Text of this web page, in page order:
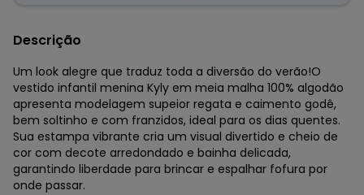
Descrição
Um look alegre que traduz toda a diversão do verão!O
vestido infantil menina Kyly em meia malha 100% algodão
apresenta modelagem supeior regata e caimento godê,
bem soltinho e com franzidos, ideal para os dias quentes.
Sua estampa vibrante cria um visual divertido e cheio de
cor com decote arredondado e bainha delicada,
garantindo liberdade para brincar e espalhar fofura por
onde passar.